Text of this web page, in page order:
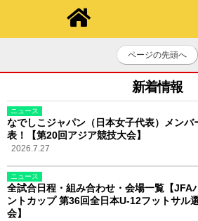
ページの先頭へ
新着情報
ニュース
なでしこジャパン（日本女子代表）メンバ
表！【第20回アジア競技大会】
2026.7.27
ニュース
全試合日程・組み合わせ・会場一覧【JFA
ントカップ 第36回全日本U-12フットサル
会】